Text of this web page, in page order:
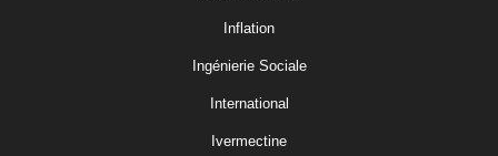
Inflation
Ingénierie Sociale
International
Ivermectine